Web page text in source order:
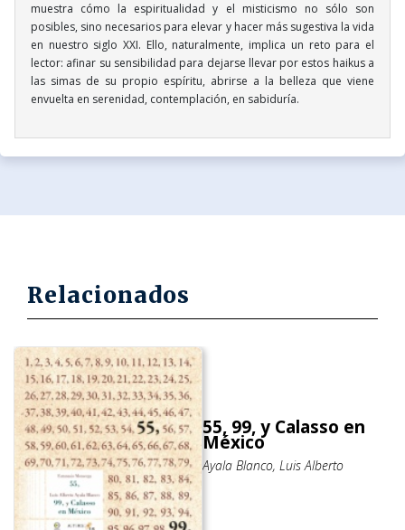
muestra cómo la espiritualidad y el misticismo no sólo son
posibles, sino necesarios para elevar y hacer más sugestiva la vida
en nuestro siglo XXI. Ello, naturalmente, implica un reto para el
lector: afinar su sensibilidad para dejarse llevar por estos haikus a
las simas de su propio espíritu, abrirse a la belleza que viene
envuelta en serenidad, contemplación, en sabiduría.
Relacionados
55, 99, y Calasso en
México
Ayala Blanco, Luis Alberto